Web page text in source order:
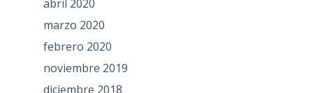
abril 2020
marzo 2020
febrero 2020
noviembre 2019
diciembre 2018